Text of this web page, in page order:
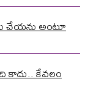
చేయను అంటూ
కాదు.. కేవలం